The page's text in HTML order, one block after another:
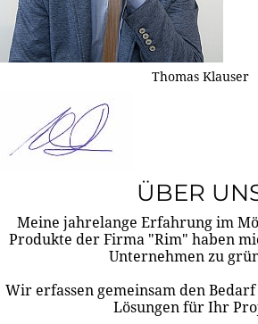
Thomas Klauser
ÜBER
Meine jahrelange Erfahrung im
Produkte der Firma "Rim" haben
Unternehmen zu
Wir erfassen gemeinsam den
Lösungen für Ihr